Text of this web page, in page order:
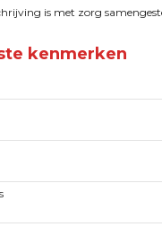
is met zorg
kenmerken